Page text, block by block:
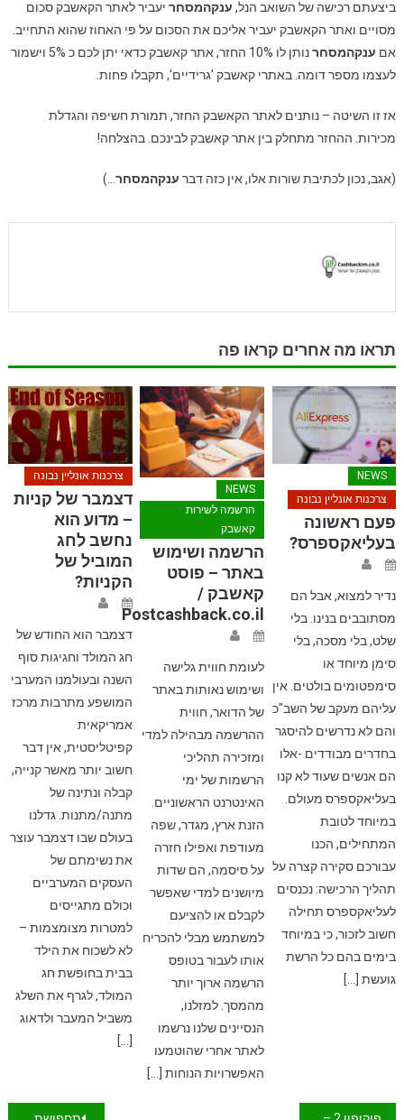
ביצעתם רכישה של השואב הנל, ענקהמסחריעביר לאתר הקאשבק סכום
מסויים ואתר הקאשבק יעביר אליכם את הסכום על פי האחוז שהוא התחייב.
אם ענקהמסחר
נותן לו 10% החזר, אתר קאשבק כדאי יתן לכם כ 5% וישמור
לעצמו מספר דומה. באתרי קאשבק 'גרידיים', תקבלו פחות.
אז זו השיטה – נותנים לאתר הקאשבק החזר, תמורת חשיפה והגדלת
מכירות. ההחזר מתחלק בין אתר קאשבק לבינכם. בהצלחה!
(אגב, נכון לכתיבת שורות אלו, אין כזה דבר ענקהמסחר…)
תראו מה אחרים קראו פה
צרכנות אונליין נבונה
דצמבר של קניות
– מדוע הוא
נחשב לחג
המוביל של
הקניות?
דצמבר הוא החודש של
חג המולד וחגיגות סוף
השנה ובעולמנו המערבי
המושפע מתרבות מרכז
אמריקאית
קפיטליסטית, אין דבר
חשוב יותר מאשר קנייה,
קבלה ונתינה של
מתנה/מתנות. גדלנו
בעולם שבו דצמבר עוצר
את נשימתם של
העסקים המערביים
וכולם מתגייסים
למטרות מצומצמות –
לא לשכוח את הילד
בבית בחופשת חג
המולד, לגרף את השלג
משביל המעבר ולדאוג
[…]
NEWS
הרשמה לשירות
קאשבק
הרשמה ושימוש
באתר – פוסט
קאשבק /
Postcashback.co.il
לעומת חווית גלישה
ושימוש נאותות באתר
של הדואר, חווית
ההרשמה מבהילה למדי
ומזכירה תהליכי
הרשמות של ימי
האינטרנט הראשוניים.
הזנת ארץ, מגדר, שפה
מעודפת ואפילו חזרה
על סיסמה, הם שדות
מיושנים למדי שאפשר
לקבלם או להציעם
למשתמש מבלי להכריח
אותו לעבור בטופס
הרשמה ארוך יותר
מהמסך. למזלנו,
הנסיינים שלנו נרשמו
לאתר אחרי שהוטמעו
האפשרויות הנוחות […]
NEWS
צרכנות אונליין נבונה
פעם ראשונה
בעליאקספרס?
נדיר למצוא, אבל הם
מסתובבים בנינו. בלי
שלט, בלי מסכה, בלי
סימן מיוחד או
סימפטומים בולטים. אין
עליהם מעקב של השב"כ
והם לא נדרשים להיסגר
בחדרים מבודדים -אלו
הם אנשים שעוד לא קנו
בעליאקספרס מעולם.
במיוחד לטובת
המתחילים, הכנו
עבורכם סקירה קצרה על
תהליך הרכישה: נכנסים
לעליאקספרס תחילה
חשוב לזכור, כי במיוחד
בימים בהם כל הרשת
גועשת […]